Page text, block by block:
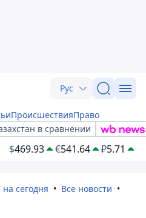
Рус
ПроисшествияПраво
в сравнении
$469.93 €541.64 ₽5.71
сегодня
Все новости